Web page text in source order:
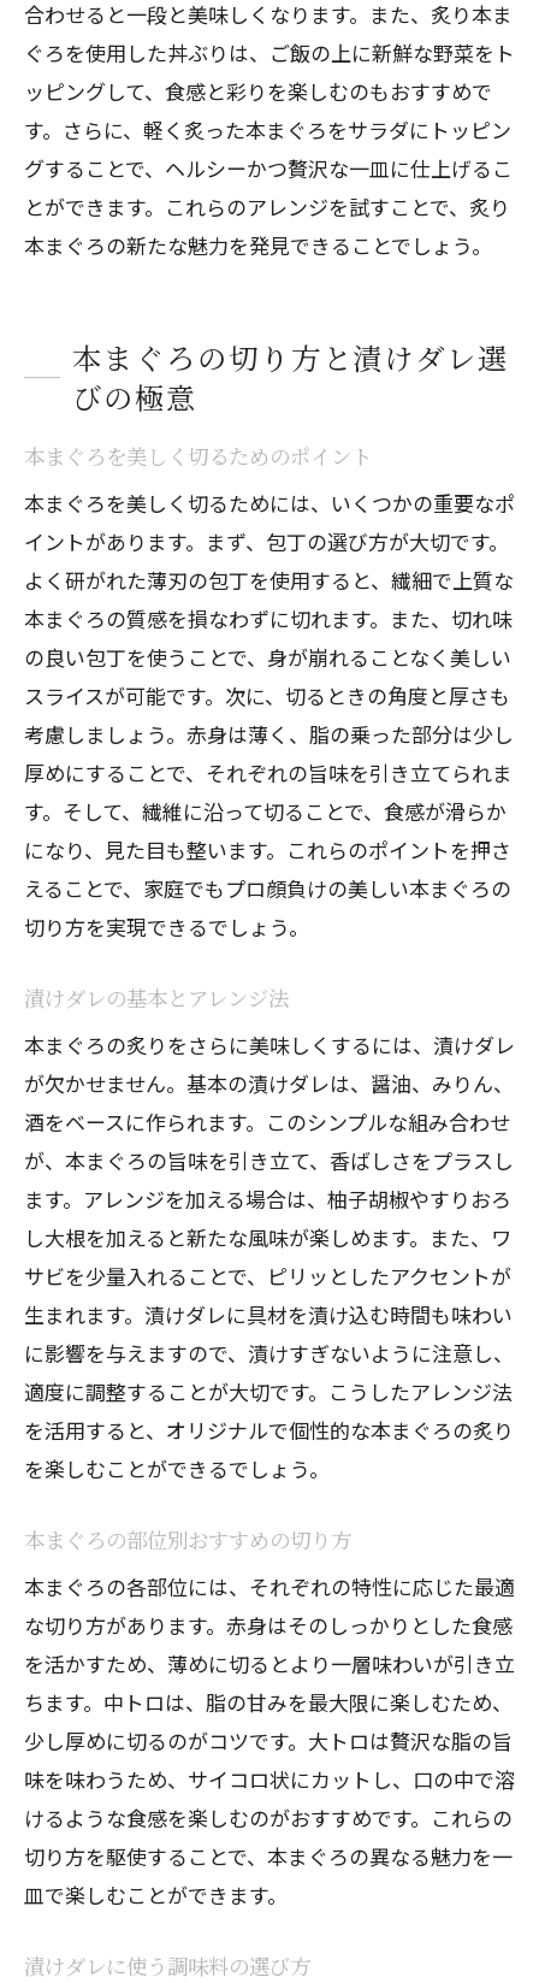
合わせると一段と美味しくなります。また、炙り本ま
ぐろを使用した丼ぶりは、ご飯の上に新鮮な野菜をト
ッピングして、食感と彩りを楽しむのもおすすめで
す。さらに、軽く炙った本まぐろをサラダにトッピン
グすることで、ヘルシーかつ贅沢な一皿に仕上げるこ
とができます。これらのアレンジを試すことで、炙り
本まぐろの新たな魅力を発見できることでしょう。
本まぐろの切り方と漬けダレ選
びの極意
本まぐろを美しく切るためのポイント
本まぐろを美しく切るためには、いくつかの重要なポ
イントがあります。まず、包丁の選び方が大切です。
よく研がれた薄刃の包丁を使用すると、繊細で上質な
本まぐろの質感を損なわずに切れます。また、切れ味
の良い包丁を使うことで、身が崩れることなく美しい
スライスが可能です。次に、切るときの角度と厚さも
考慮しましょう。赤身は薄く、脂の乗った部分は少し
厚めにすることで、それぞれの旨味を引き立てられま
す。そして、繊維に沿って切ることで、食感が滑らか
になり、見た目も整います。これらのポイントを押さ
えることで、家庭でもプロ顔負けの美しい本まぐろの
切り方を実現できるでしょう。
漬けダレの基本とアレンジ法
本まぐろの炙りをさらに美味しくするには、漬けダレ
が欠かせません。基本の漬けダレは、醤油、みりん、
酒をベースに作られます。このシンプルな組み合わせ
が、本まぐろの旨味を引き立て、香ばしさをプラスし
ます。アレンジを加える場合は、柚子胡椒やすりおろ
し大根を加えると新たな風味が楽しめます。また、ワ
サビを少量入れることで、ピリッとしたアクセントが
生まれます。漬けダレに具材を漬け込む時間も味わい
に影響を与えますので、漬けすぎないように注意し、
適度に調整することが大切です。こうしたアレンジ法
を活用すると、オリジナルで個性的な本まぐろの炙り
を楽しむことができるでしょう。
本まぐろの部位別おすすめの切り方
本まぐろの各部位には、それぞれの特性に応じた最適
な切り方があります。赤身はそのしっかりとした食感
を活かすため、薄めに切るとより一層味わいが引き立
ちます。中トロは、脂の甘みを最大限に楽しむため、
少し厚めに切るのがコツです。大トロは贅沢な脂の旨
味を味わうため、サイコロ状にカットし、口の中で溶
けるような食感を楽しむのがおすすめです。これらの
切り方を駆使することで、本まぐろの異なる魅力を一
皿で楽しむことができます。
漬けダレに使う調味料の選び方